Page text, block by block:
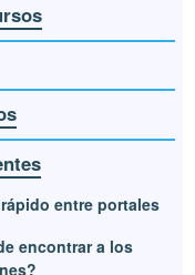
entre portales
encontrar a los